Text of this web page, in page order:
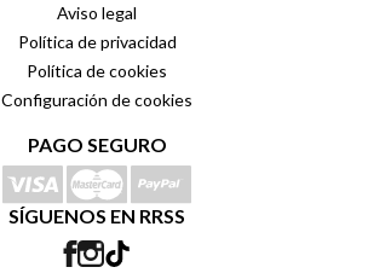
Aviso legal
Política de privacidad
Política de cookies
Configuración de cookies
PAGO SEGURO
SÍGUENOS EN RRSS